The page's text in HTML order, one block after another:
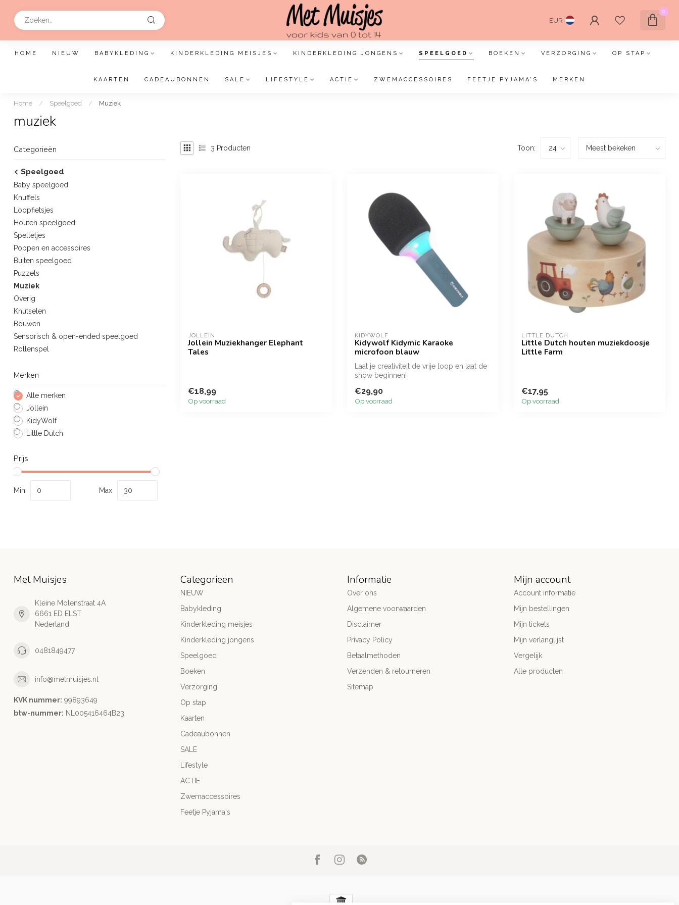
EUR
0
HOME NIEUW BABYKLEDING KINDERKLEDING MEISJES KINDERKLEDING JONGENS SPEELGOED BOEKEN VERZORGING OP STAP
KAARTEN CADEAUBONNEN SALE LIFESTYLE ACTIE ZWEMACCESSOIRES FEETJE PYJAMA'S MERKEN
Home / Speelgoed / Muziek
muziek
Categorieën
Speelgoed
Baby speelgoed
Knuffels
Loopfietsjes
Houten speelgoed
Spelletjes
Poppen en accessoires
Buiten speelgoed
Puzzels
Muziek
Overig
Knutselen
Bouwen
Sensorisch & open-ended speelgoed
Rollenspel
Merken
Alle merken
Jollein
KidyWolf
Little Dutch
Prijs
Min Max
3 Producten Toon:
JOLLEIN
Jollein Muziekhanger Elephant
Tales
€18,99
Op voorraad
KIDYWOLF
Kidywolf Kidymic Karaoke
microfoon blauw
Laat je creativiteit de vrije loop en laat de
show beginnen!
€29,90
Op voorraad
LITTLE DUTCH
Little Dutch houten muziekdoosje
Little Farm
€17,95
Op voorraad
Met Muisjes
Kleine Molenstraat 4A
6661 ED ELST
Nederland
0481849477
info@metmuisjes.nl
KVK nummer: 99893649
btw-nummer: NL005416464B23
Categorieën
NIEUW
Babykleding
Kinderkleding meisjes
Kinderkleding jongens
Speelgoed
Boeken
Verzorging
Op stap
Kaarten
Cadeaubonnen
SALE
Lifestyle
ACTIE
Zwemaccessoires
Feetje Pyjama's
Informatie
Over ons
Algemene voorwaarden
Disclaimer
Privacy Policy
Betaalmethoden
Verzenden & retourneren
Sitemap
Mijn account
Account informatie
Mijn bestellingen
Mijn tickets
Mijn verlanglijst
Vergelijk
Alle producten